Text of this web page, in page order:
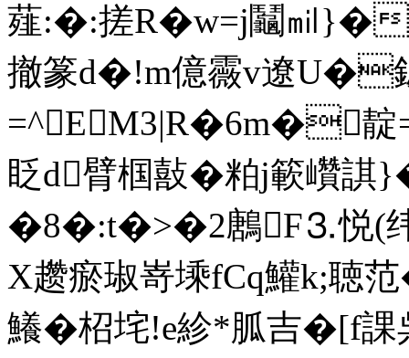
薤:�:搓R�w=j鬮㏕}�
撤篆d�!m億霺v遼U�
=^EM3|R�6m�靛
眨d臂椢敼�粕j簐巑諆
�8�:t�>�2鶶F⒊悦(
X趱瘀琡嵜塖fCq鱹k;聴
鱶�柖垞!e紾*胍吉�[f